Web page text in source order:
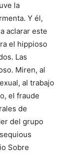
la
Y él,
aclarar este
el hippioso
Las
Miren, al
al trabajo
el fraude
de
del grupo
Sobre